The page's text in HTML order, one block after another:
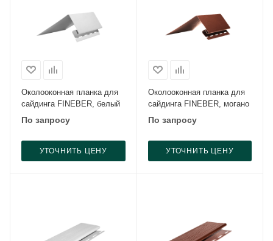
Околооконная планка для
сайдинга FINEBER, белый
По запросу
УТОЧНИТЬ ЦЕНУ
Околооконная планка для
сайдинга FINEBER, могано
По запросу
УТОЧНИТЬ ЦЕНУ